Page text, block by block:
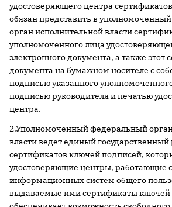
удостоверяющего центра
обязан представить в
орган исполнительной власти
уполномоченного лица
электронного документа, а также этот
документа на бумажном носителе с
подписью указанного
подписью руководителя и печатью
центра.
2.Уполномоченный федеральный
власти ведет единый государственный
сертификатов ключей подписей,
удостоверяющие центры, работающие
информационных систем общего
выдаваемые ими сертификаты ключей